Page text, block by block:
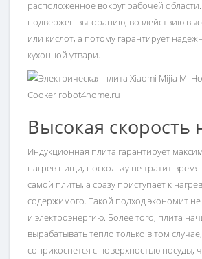
расположенное вокруг рабочей
подвержен выгоранию, воздействию
или кислот, а потому гарантирует
кухонной утвари.
Высокая скорость
Индукционная плита гарантирует
нагрев пищи, поскольку не тратит
самой плиты, а сразу приступает к
содержимого. Такой подход экономит
и электроэнергию. Более того, плита
вырабатывать тепло только в том
соприкоснется с поверхностью посуды,